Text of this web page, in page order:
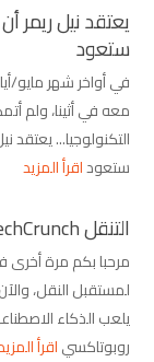
يعتقد نيل ريمر
ستعود
في أواخر شهر مايو/
معه في أثينا، ولم
التكنولوجيا... يعتقد
ستعوداقرأ المزيد
التنقل TechCrunch: إنذار روبوتاكسي
مرحبا بكم مرة أخرى
لمستقبل النقل،
روبوتاكسياقرأ